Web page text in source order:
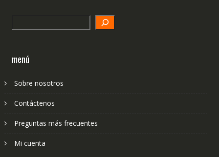
menú
Sobre nosotros
Contáctenos
Preguntas más frecuentes
Mi cuenta